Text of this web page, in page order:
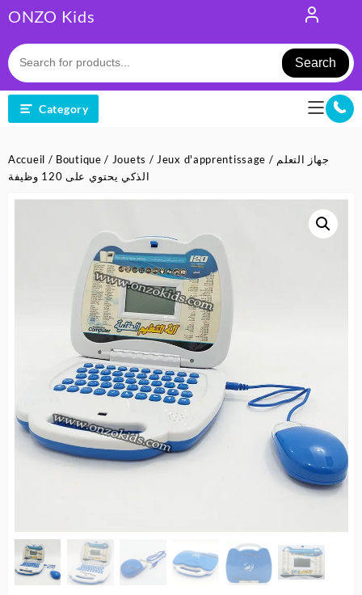
to
content
ONZO Kids
Search
Category
Accueil / Boutique / Jouets / Jeux d'apprentissage / جهاز التعلم
الذكي يحتوي على 120 وظيفة